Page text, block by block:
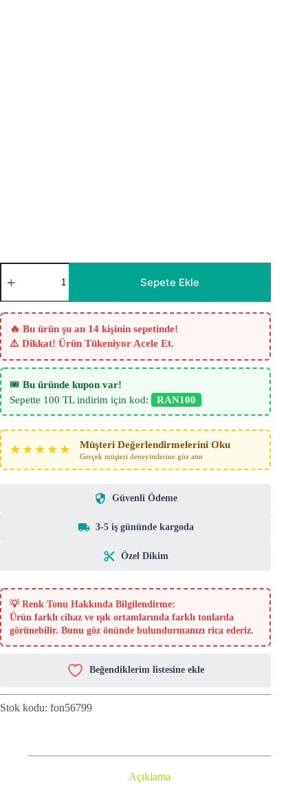
Daiamond
Katyonik
Perde
-
Hardal
Sarı
adet
Sepete Ekle
🔥 Bu ürün şu an 14 kişinin sepetinde!
⚠️ Dikkat! Ürün Tükeniyor Acele Et.
🎟️ Bu üründe kupon var!
Sepette 100 TL indirim için kod:
RAN100
★★★★★ Müşteri Değerlendirmelerini Oku
Gerçek müşteri deneyimlerine göz atın
Güvenli Ödeme
3-5 iş gününde kargoda
Özel Dikim
💡 Renk Tonu Hakkında Bilgilendirme:
Ürün farklı cihaz ve ışık ortamlarında farklı tonlarda
görünebilir. Bunu göz önünde bulundurmanızı rica ederiz.
Beğendiklerim listesine ekle
Stok kodu: fon56799
Açıklama